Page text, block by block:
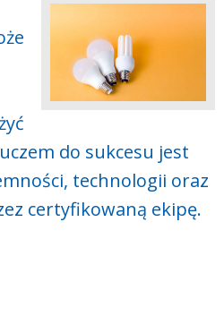
do sukcesu jest
technologii oraz
certyfikowaną ekipę.